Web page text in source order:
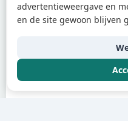
advertentieweergave en
en de site gewoon blijven